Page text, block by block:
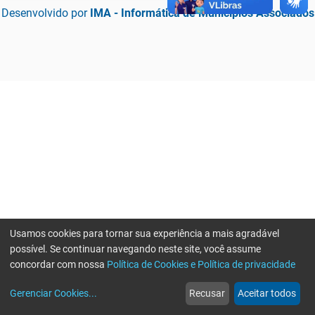
Desenvolvido por IMA - Informática de Municípios Associados
web
Notícias
more_horiz
Mais
Usamos cookies para tornar sua experiência a mais agradável
possível. Se continuar navegando neste site, você assume
concordar com nossa Política de Cookies e Política de privacidade
Gerenciar Cookies... Recusar Aceitar todos
Erro ao enviar informações, por favor tente novamente